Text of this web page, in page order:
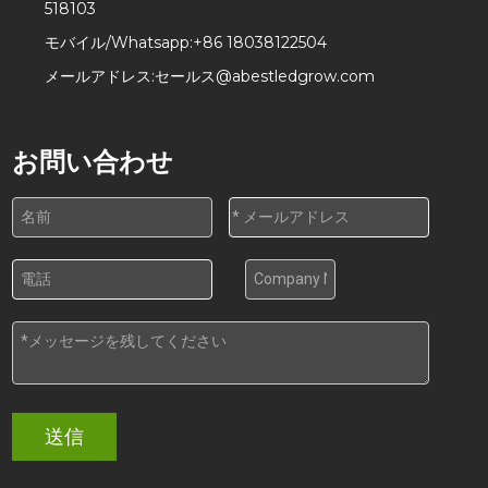
518103
モバイル/Whatsapp:+86 18038122504
メールアドレス:セールス@abestledgrow.com
お問い合わせ
送信